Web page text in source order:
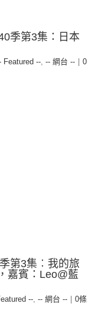
季第3集：日本
Featured --, -- 網台 --
0
第3集︰我的旅
嘉賓：Leo@藍
--, -- 網台 --
0條